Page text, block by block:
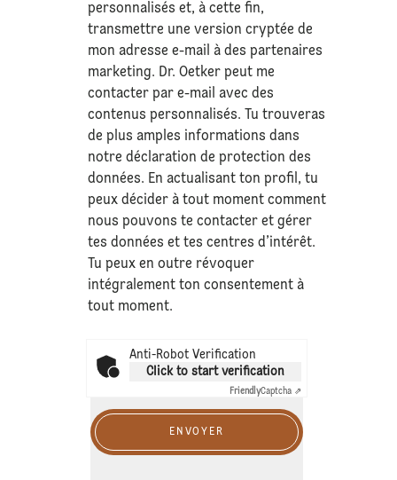
personnalisés et, à cette fin,
transmettre une version cryptée de
mon adresse e-mail à des partenaires
marketing. Dr. Oetker peut me
contacter par e-mail avec des
contenus personnalisés. Tu trouveras
de plus amples informations dans
notre déclaration deprotection des
données. En actualisant ton profil, tu
peux décider à tout moment comment
nous pouvons te contacter et gérer
tes données et tes centres d’intérêt.
Tu peux en outre révoquer
intégralement ton consentement à
tout moment.
Anti-Robot Verification
Click to start verification
FriendlyCaptcha ⇗
ENVOYER